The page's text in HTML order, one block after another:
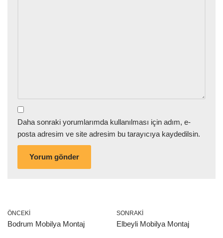
Daha sonraki yorumlarımda kullanılması için adım, e-
posta adresim ve site adresim bu tarayıcıya kaydedilsin.
ÖNCEKI
Bodrum Mobilya Montaj
SONRAKI
Elbeyli Mobilya Montaj